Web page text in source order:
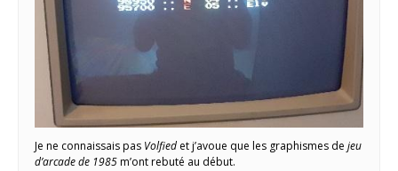
Je ne connaissais pas Volfied et j’avoue que les graphismes de jeu
d’arcade de 1985m’ont rebuté au début.